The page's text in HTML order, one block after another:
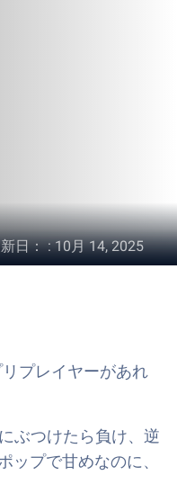
日：:10月 14, 2025
プレイヤーがあれ
ぶつけたら負け、逆
プで甘めなのに、